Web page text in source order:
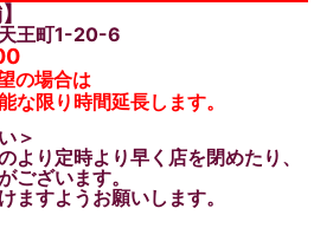
王町1-20-6
の場合は
な限り時間延長します。
＞
より定時より早く店を閉めたり、
ございます。
ますようお願いします。